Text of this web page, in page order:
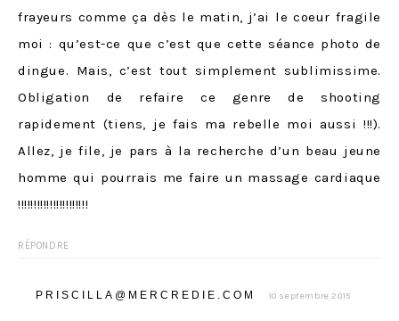
frayeurs comme ça dès le matin, j’ai le coeur fragile
moi : qu’est-ce que c’est que cette séance photo de
dingue. Mais, c’est tout simplement sublimissime.
Obligation de refaire ce genre de shooting
rapidement (tiens, je fais ma rebelle moi aussi !!!).
Allez, je file, je pars à la recherche d’un beau jeune
homme qui pourrais me faire un massage cardiaque
!!!!!!!!!!!!!!!!!!!!!!
RÉPONDRE
PRISCILLA@MERCREDIE.COM 10 septembre 2015